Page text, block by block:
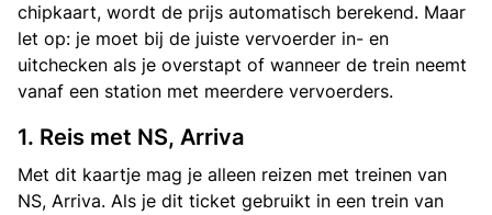
chipkaart, wordt de prijs automatisch berekend. Maar
let op: je moet bij de juiste vervoerder in- en
uitchecken als je overstapt of wanneer de trein neemt
vanaf een station met meerdere vervoerders.
1. Reis met NS, Arriva
Met dit kaartje mag je alleen reizen met treinen van
NS, Arriva. Als je dit ticket gebruikt in een trein van